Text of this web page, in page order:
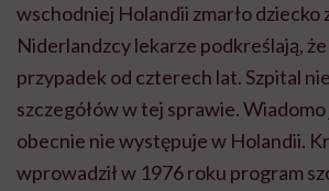
wschodniej Holandii zmarło dziecko
Niderlandzcy lekarze podkreślają,
przypadek od czterech lat. Szpital
szczegółów w tej sprawie. Wiadomo
obecnie nie występuje w Holandii.
wprowadził w 1976 roku program